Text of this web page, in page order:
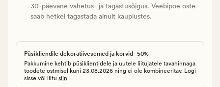
30-päevane vahetus- ja tagastusõigus. Veebipoe oste
saab hetkel tagastada ainult kauplustes.
Püsikliendile dekoratiivesemed ja korvid -50%
Pakkumine kehtib püsiklientidele ja uutele liitujatele tavahinnaga
toodete ostmisel kuni 23.08.2026 ning ei ole kombineeritav. Logi
sisse või liitu siin